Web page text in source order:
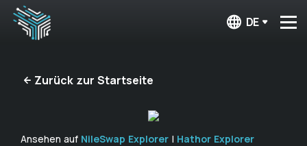
DE
Zurück zur Startseite
Ansehen auf NileSwap Explorer | Hathor Explorer